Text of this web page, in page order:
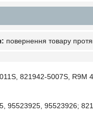
повернення товару
821942-5007S,
95523925, 95523926;